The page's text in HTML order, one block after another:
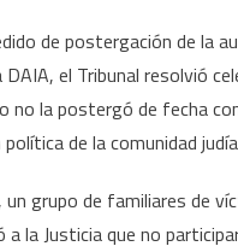
de postergación de la
DAIA, el Tribunal resolvió
no la postergó de fecha
de la comunidad
grupo de familiares de
a la Justicia que no